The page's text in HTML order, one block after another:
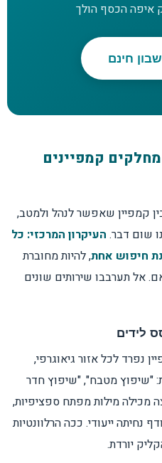
איפה הכסף הולך
חינם
מחלקים קמפיינים
קמפיין שאפשר לנהל ולמטב,
שום דבר. העיקרון המרכזי: כל
חיפוש אחת, להיות מחוברת
אל תערבבו שירותים שונים
לידים
נפרד לכל אזור גיאוגרפי,
"שיפוץ מטבח", "שיפוץ חדר
מכילה מילות מפתח ספציפיות,
נחיתה ייעודי. ככה הרלוונטיות
יורדת.